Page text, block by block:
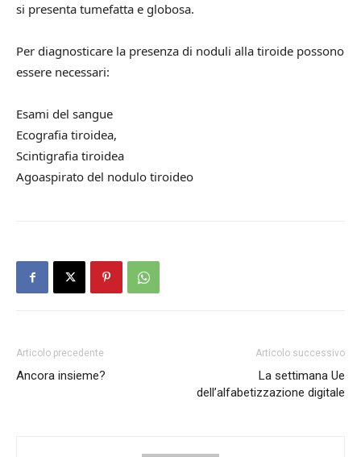
si presenta tumefatta e globosa.
Per diagnosticare la presenza di noduli alla tiroide possono
essere necessari:
Esami del sangue
Ecografia tiroidea,
Scintigrafia tiroidea
Agoaspirato del nodulo tiroideo
Articolo precedente
Ancora insieme?
Articolo successivo
La settimana Ue
dell’alfabetizzazione digitale